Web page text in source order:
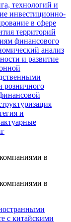
технологий и
инвестиционно-
в сфере
территорий
финансового
анализ
и развитие
розничного
и
в
в
с китайскими